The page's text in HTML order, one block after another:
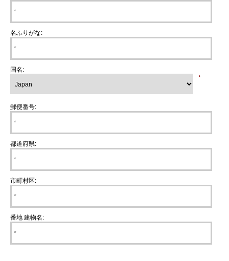
名ふりがな:
国名:
*
郵便番号:
都道府県:
市町村区:
番地 建物名: